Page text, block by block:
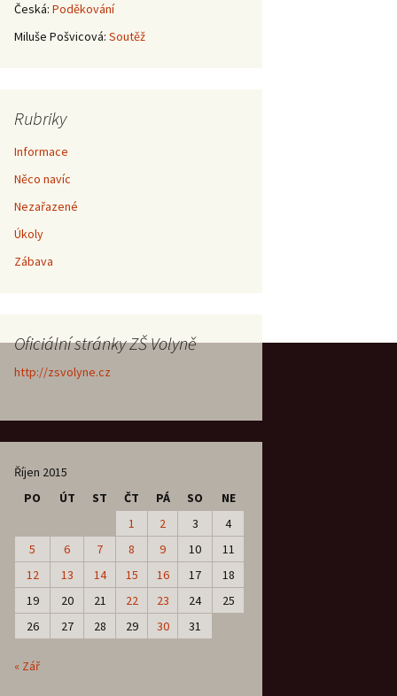
Česká: Poděkování
Miluše Pošvicová: Soutěž
Rubriky
Informace
Něco navíc
Nezařazené
Úkoly
Zábava
Oficiální stránky ZŠ Volyně
http://zsvolyne.cz
Říjen 2015
PO
ÚT ST ČT PÁ SO
NE
1
2 3
4
5
6 7 8 9 10
11
12
13 14 15 16 17
18
19
20 21 22 23 24
25
26
27 28 29 30 31
« Zář